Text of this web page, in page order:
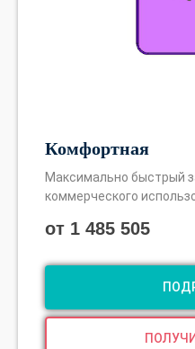
Комфортная
Максимально быстрый
коммерческого
от 1 485 505